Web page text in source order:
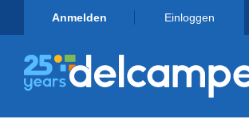
Anmelden Einloggen